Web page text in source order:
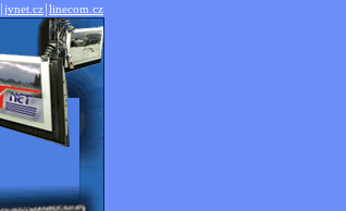
|jvnet.cz|linecom.cz